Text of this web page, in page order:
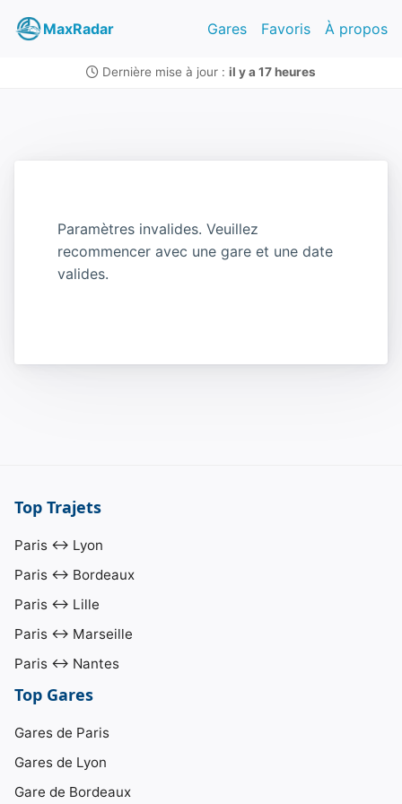
MaxRadar Gares Favoris À propos
Dernière mise à jour : il y a 17 heures
Paramètres invalides. Veuillez
recommencer avec une gare et une date
valides.
Top Trajets
Paris ↔ Lyon
Paris ↔ Bordeaux
Paris ↔ Lille
Paris ↔ Marseille
Paris ↔ Nantes
Top Gares
Gares de Paris
Gares de Lyon
Gare de Bordeaux